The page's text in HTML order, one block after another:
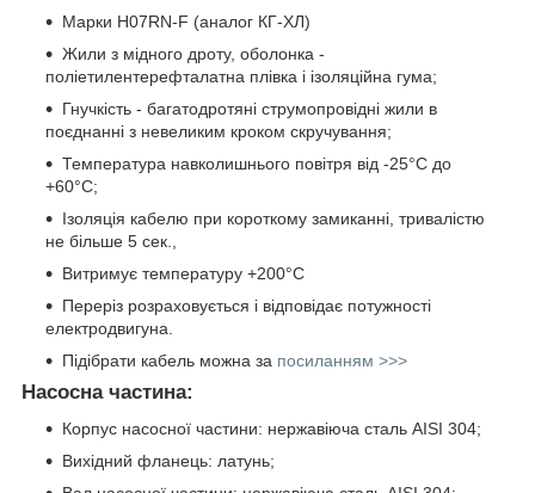
Марки H07RN-F (аналог КГ-ХЛ)
Жили з мідного дроту, оболонка -
поліетилентерефталатна плівка і ізоляційна гума;
Гнучкість - багатодротяні струмопровідні жили в
поєднанні з невеликим кроком скручування;
Температура навколишнього повітря від -25°C до
+60°C;
Ізоляція кабелю при короткому замиканні, тривалістю
не більше 5 сек.,
Витримує температуру +200°C
Переріз розраховується і відповідає потужності
електродвигуна.
Підібрати кабель можна за посиланням >>>
Насосна частина:
Корпус насосної частини: нержавіюча сталь AISI 304;
Вихідний фланець: латунь;